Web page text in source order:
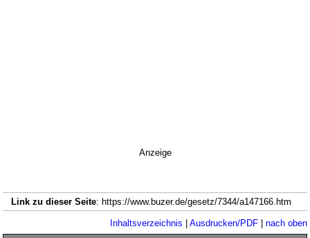
Anzeige
Link zu dieser Seite: https://www.buzer.de/gesetz/7344/a147166.htm
Inhaltsverzeichnis | Ausdrucken/PDF| nach oben